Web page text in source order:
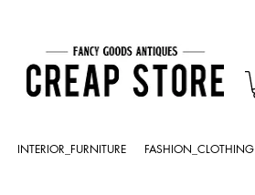
INTERIOR_FURNITURE FASHION_CLOTHING